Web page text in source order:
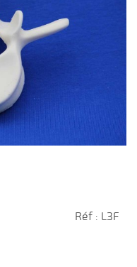
Réf : L3F